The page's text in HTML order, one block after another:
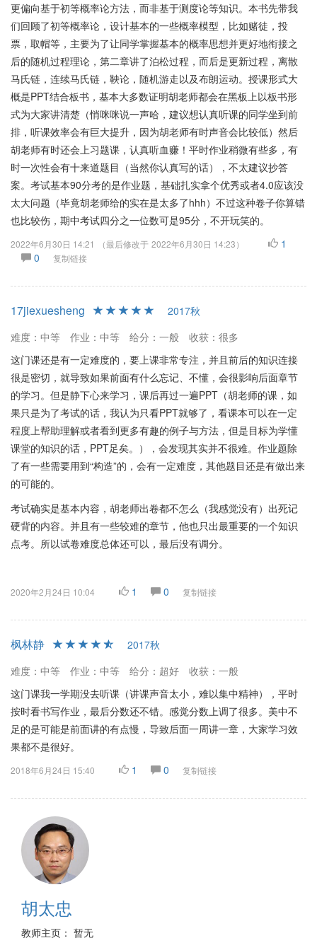
更偏向基于初等概率论方法，而非基于测度论等知识。本书先带我
们回顾了初等概率论，设计基本的一些概率模型，比如赌徒，投
票，取帽等，主要为了让同学掌握基本的概率思想并更好地衔接之
后的随机过程理论，第二章讲了泊松过程，而后是更新过程，离散
马氏链，连续马氏链，鞅论，随机游走以及布朗运动。授课形式大
概是PPT结合板书，基本大多数证明胡老师都会在黑板上以板书形
式为大家讲清楚（悄咪咪说一声哈，建议想认真听课的同学坐到前
排，听课效率会有巨大提升，因为胡老师有时声音会比较低）然后
胡老师有时还会上习题课，认真听血赚！平时作业稍微有些多，有
时一次性会有十来道题目（当然你认真写的话），不太建议抄答
案。考试基本90分考的是作业题，基础扎实拿个优秀或者4.0应该没
太大问题（毕竟胡老师给的实在是太多了hhh）不过这种卷子你算错
也比较伤，期中考试四分之一位数可是95分，不开玩笑的。
2022年6月30日 14:21 （最后修改于 2022年6月30日 14:23）
1
0
复制链接
17jiexuesheng
2017秋
难度：中等
作业：中等 给分：一般
收获：很多
这门课还是有一定难度的，要上课非常专注，并且前后的知识连接
很是密切，就导致如果前面有什么忘记、不懂，会很影响后面章节
的学习。但是静下心来学习，课后再过一遍PPT（胡老师的课，如
果只是为了考试的话，我认为只看PPT就够了，看课本可以在一定
程度上帮助理解或者看到更多有趣的例子与方法，但是目标为学懂
课堂的知识的话，PPT足矣。），会发现其实并不很难。作业题除
了有一些需要用到“构造”的，会有一定难度，其他题目还是有做出来
的可能的。
考试确实是基本内容，胡老师出卷都不怎么（我感觉没有）出死记
硬背的内容。并且有一些较难的章节，他也只出最重要的一个知识
点考。所以试卷难度总体还可以，最后没有调分。
2020年2月24日 10:04 1 0 复制链接
枫林静
2017秋
难度：中等
作业：中等 给分：超好
收获：一般
这门课我一学期没去听课（讲课声音太小，难以集中精神），平时
按时看书写作业，最后分数还不错。感觉分数上调了很多。美中不
足的是可能是前面讲的有点慢，导致后面一周讲一章，大家学习效
果都不是很好。
2018年6月24日 15:40 1 0 复制链接
胡太忠
教师主页： 暂无